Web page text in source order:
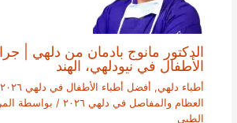
الدكتور مانوج بادمان من دلهي |
الأطفال في نيودلهي، الهند
أطباء دلهي, أفضل أطباء الأطفال في دلهي ٢٠٢٦
العظام والمفاصل في دلهي ٢٠٢٦
/ بواسطة
الطبي